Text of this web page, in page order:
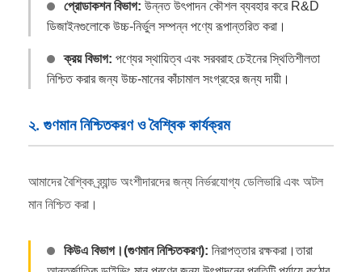
প্রোডাকশন বিভাগ: উন্নত উৎপাদন কৌশল ব্যবহার করে R&D
ডিজাইনগুলোকে উচ্চ-নির্ভুল সম্পন্ন পণ্যে রূপান্তরিত করা।
ক্রয় বিভাগ: পণ্যের স্থায়িত্ব এবং সরবরাহ চেইনের স্থিতিশীলতা
নিশ্চিত করার জন্য উচ্চ-মানের কাঁচামাল সংগ্রহের জন্য দায়ী।
২. গুণমান নিশ্চিতকরণ ও বৈশ্বিক কার্যক্রম
আমাদের বৈশ্বিক ব্র্যান্ড অংশীদারদের জন্য নির্ভরযোগ্য ডেলিভারি এবং অটল
মান নিশ্চিত করা।
কিউএ বিভাগ।(গুণমান নিশ্চিতকরণ): নিরাপত্তার রক্ষকরা।তারা